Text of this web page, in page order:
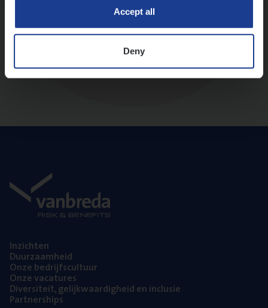
Accept all
Deny
Inzich­ten
Duur­zaam­heid
Onze bedrijfs­cul­tuur
Onze vaca­tu­res
Diver­si­teit, gelijk­waar­dig­heid en inclusie
Part­ner­ships